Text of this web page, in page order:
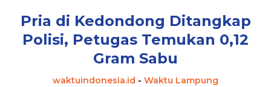
Pria di Kedondong Ditangkap
Polisi, Petugas Temukan 0,12
Gram Sabu
waktuindonesia.id - Waktu Lampung